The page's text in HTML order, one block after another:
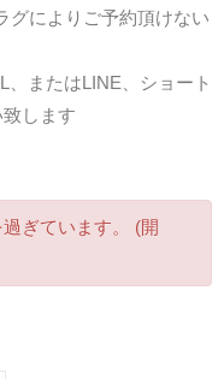
グによりご予約頂けない
またはLINE、ショート
します
ぎています。 (開